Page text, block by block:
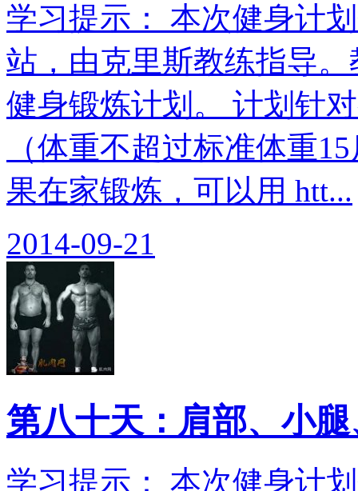
学习提示： 本次健身计
站，由克里斯教练指导
健身锻炼计划。 计划针
（体重不超过标准体重
果在家锻炼，可以用 htt...
2014-09-21
第八十天：肩部、小
学习提示： 本次健身计